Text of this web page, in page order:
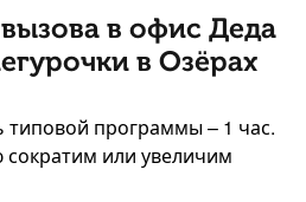
в офис Деда
в Озёрах
программы – 1 час.
или увеличим